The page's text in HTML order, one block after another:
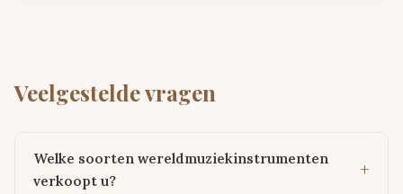
Veelgestelde vragen
Welke soorten wereldmuziekinstrumenten
verkoopt u?